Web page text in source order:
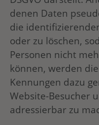
denen Daten
die
oder zu löschen,
Personen nicht
können, werden
Kennungen dazu
Website-Besucher
adressierbar zu